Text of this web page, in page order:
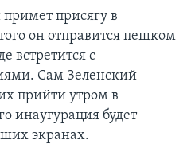
присягу в
он отправится пешком
встретится с
Сам Зеленский
прийти утром в
инаугурация будет
экранах.